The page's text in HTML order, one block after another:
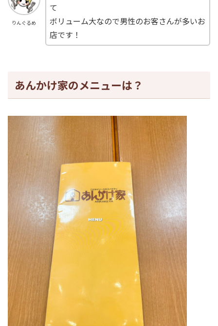
りんぐるめ
て
ボリューム大なので男性のお客さんが多いお
店です！
あんかけ家のメニューは？